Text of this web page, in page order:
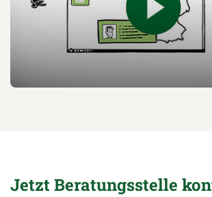
Jetzt Beratungsstelle